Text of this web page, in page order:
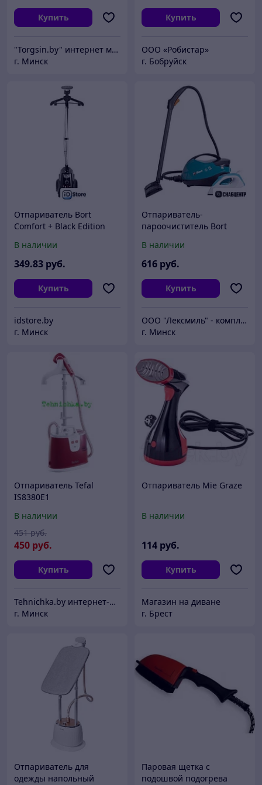
Купить
"Torgsin.by" интернет магазин
г. Минск
Купить
ООО «Робистар»
г. Бобруйск
Отпариватель Bort
Comfort + Black Edition
В наличии
349.83 руб.
Купить
idstore.by
г. Минск
Отпариватель-
пароочиститель Bort
В наличии
616 руб.
Купить
ООО "Лексмиль" - комплексное снабжение предприятий.
г. Минск
Отпариватель Tefal
IS8380E1
В наличии
450 руб.
451 руб.
Купить
Tehnichka.by интернет-магазин
г. Минск
Отпариватель Mie Graze
В наличии
114 руб.
Купить
Магазин на диване
г. Брест
Отпариватель для
одежды напольный
Паровая щетка с
подошвой подогрева